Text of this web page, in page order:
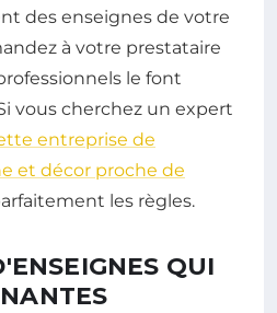
des enseignes de votre
à votre prestataire
le font
vous cherchez un expert
entreprise de
et décor proche de
les règles.
QUI